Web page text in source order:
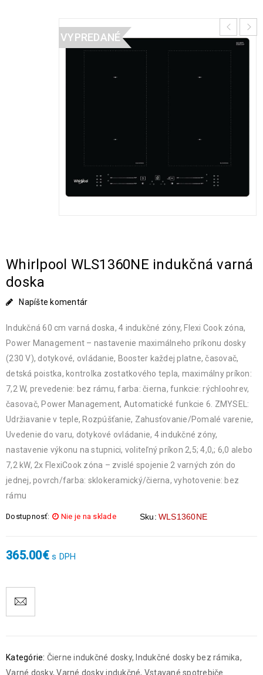
VYPREDANÉ
Whirlpool WLS1360NE indukčná varná
doska
Napíšte komentár
Indukčná 60 cm varná doska, 4 indukčné zóny, Flexi Cook zóna,
Power Management – nastavenie maximálneho príkonu dosky
(230 V), dotykové, ovládanie, Booster každej platne, časovač,
detská poistka, kontrolka zostatkového tepla, maximálny príkon:
7,2 W, prevedenie: bez rámu, farba: čierna, funkcie: rýchloohrev,
časovač, Power Management, Automatické funkcie 6. ZMYSEL:
Udržiavanie v teple, Rozpúšťanie, Zahusťovanie/Pomalé varenie,
Uvedenie do varu, dotykové ovládanie, 4 indukčné zóny,
nastavenie výkonu na stupnici, voliteľný príkon 2,5; 4,0,; 6,0 alebo
7,2 kW, 2x FlexiCook zóna – zvislé spojenie 2 varných zón do
jednej, povrch/farba: sklokeramický/čierna, vyhotovenie: bez
rámu
Dostupnosť: Nie je na sklade Sku: WLS1360NE
365.00€ s DPH
Kategórie: Čierne indukčné dosky, Indukčné dosky bez rámika,
Varné dosky,Varné dosky indukčné, Vstavané spotrebiče